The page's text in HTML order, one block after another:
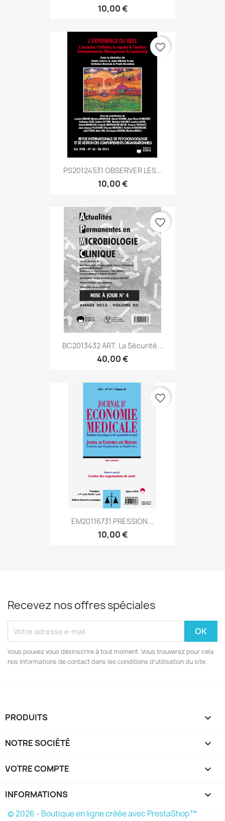
10,00 €
PS20124531 OBSERVER LES...
10,00 €
favorite_border
BC2013432 ART. La Sécurité...
40,00 €
favorite_border
EM20116731 PRESSION...
10,00 €
favorite_border
Recevez nos offres spéciales
Vous pouvez vous désinscrire à tout moment. Vous trouverez pour cela
nos informations de contact dans les conditions d'utilisation du site.
PRODUITS 
NOTRE SOCIÉTÉ 
VOTRE COMPTE 
INFORMATIONS keyboard_arrow_down
© 2026 - Boutique en ligne créée avec PrestaShop™